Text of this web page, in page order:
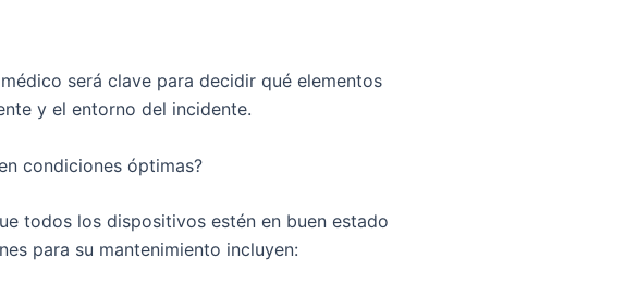
será clave para decidir qué elementos
y el entorno del incidente.
condiciones óptimas?
todos los dispositivos estén en buen estado
para su mantenimiento incluyen: